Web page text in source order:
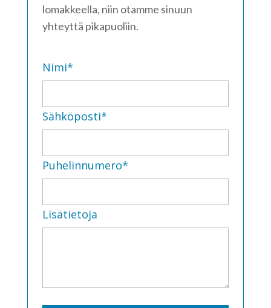
lomakkeella, niin otamme sinuun
yhteyttä pikapuoliin.
Nimi*
Sähköposti*
Puhelinnumero*
Lisätietoja